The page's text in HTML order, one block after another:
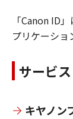
「Canon ID
プリケーショ
サービス
キヤノン